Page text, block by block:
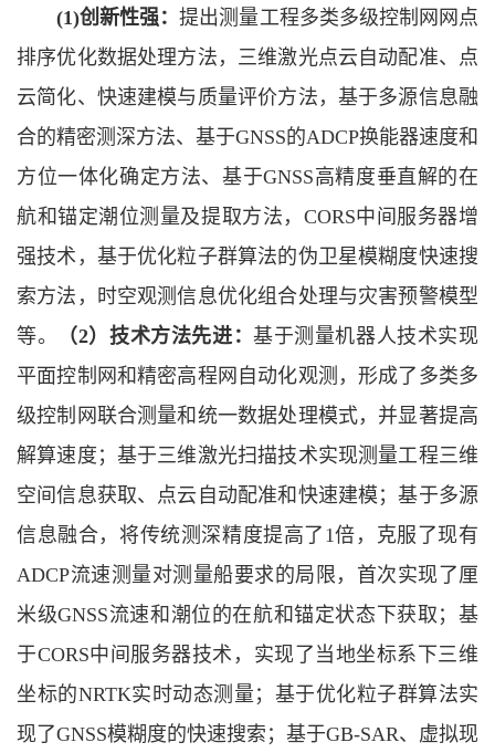
(1)创新性强：提出测量工程多类多级控制网网点
排序优化数据处理方法，三维激光点云自动配准、点
云简化、快速建模与质量评价方法，基于多源信息融
合的精密测深方法、基于GNSS的ADCP换能器速度和
方位一体化确定方法、基于GNSS高精度垂直解的在
航和锚定潮位测量及提取方法，CORS中间服务器增
强技术，基于优化粒子群算法的伪卫星模糊度快速搜
索方法，时空观测信息优化组合处理与灾害预警模型
等。
（2）技术方法先进：基于测量机器人技术实现
平面控制网和精密高程网自动化观测，形成了多类多
级控制网联合测量和统一数据处理模式，并显著提高
解算速度；基于三维激光扫描技术实现测量工程三维
空间信息获取、点云自动配准和快速建模；基于多源
信息融合，将传统测深精度提高了1倍，克服了现有
ADCP流速测量对测量船要求的局限，首次实现了厘
米级GNSS流速和潮位的在航和锚定状态下获取；基
于CORS中间服务器技术，实现了当地坐标系下三维
坐标的NRTK实时动态测量；基于优化粒子群算法实
现了GNSS模糊度的快速搜索；基于GB-SAR、虚拟现